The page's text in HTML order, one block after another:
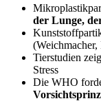
der Lunge,
Tierstudien
Stress
Die WHO